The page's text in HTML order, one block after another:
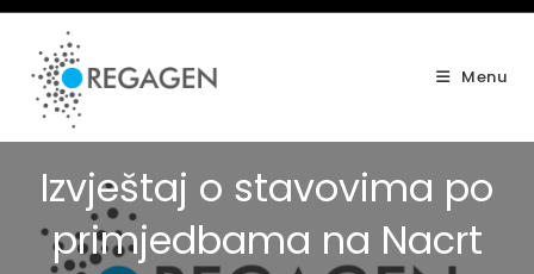
Skip
content
Menu
Izvještaj o stavovima po
primjedbama na Nacrt